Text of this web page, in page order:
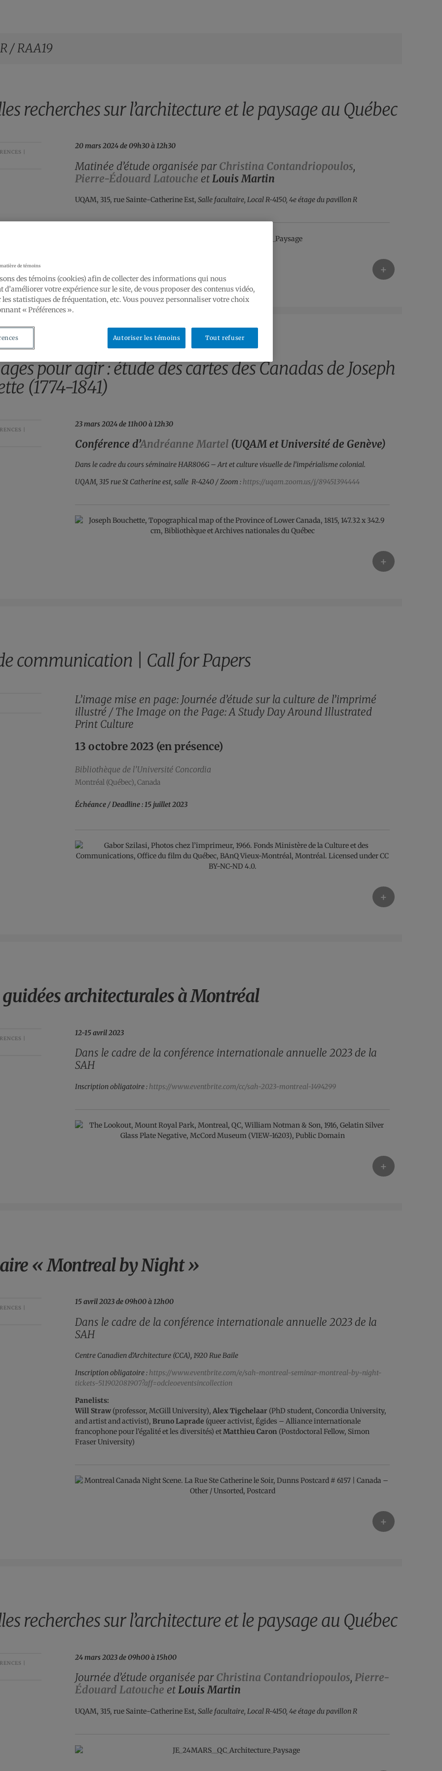
/RAA19
recherches sur l’architecture et le paysage au Québec
|
20 mars 2024 de 09h30 à 12h30
Matinée d’étude organisée parChristina Contandriopoulos,
Pierre-Édouard Latouche etLouis Martin
UQAM, 315, rue Sainte-Catherine Est,Salle facultaire, Local R-4150, 4e étage du pavillon R
+
pour agir : étude des cartes des Canadas de Joseph
(1774-1841)
|
23 mars 2024 de 11h00 à 12h30
Conférence d’Andréanne Martel (UQAM et Université de Genève)
Dans le cadre du cours séminaire HAR806G – Art et culture visuelle de l’impérialisme colonial.
UQAM, 315 rue St Catherine est, salle R-4240 / Zoom : https://uqam.zoom.us/j/89451394444
+
communication | Call for Papers
L’image mise en page: Journée d’étude sur la culture de l’imprimé
illustré /The Image on the Page: A Study Day Around Illustrated
Print Culture
13 octobre 2023 (en présence)
Bibliothèque de l’Université Concordia
Montréal (Québec), Canada
Échéance / Deadline : 15 juillet2023
+
architecturales à Montréal
|
12-15 avril 2023
Dans le cadre de la conférence internationale annuelle 2023 de la
SAH
Inscription obligatoire : https://www.eventbrite.com/cc/sah-2023-montreal-1494299
+
« Montreal by Night »
|
15 avril 2023 de 09h00 à 12h00
Dans le cadre de la conférence internationale annuelle 2023 de la
SAH
Centre Canadien d’Architecture (CCA),1920 Rue Baile
Inscription obligatoire : https://www.eventbrite.com/e/sah-montreal-seminar-montreal-by-night-
tickets-511902081907?aff=odcleoeventsincollection
Panelists:
Will Straw (professor, McGill University),Alex Tigchelaar (PhD student, Concordia University,
and artist and activist),Bruno Laprade (queer activist, Égides – Alliance internationale
francophone pour l’égalité et les diversités) etMatthieu Caron (Postdoctoral Fellow, Simon
Fraser University)
+
recherches sur l’architecture et le paysage au Québec
|
24 mars 2023 de 09h00 à 15h00
Journée d’étude organisée parChristina Contandriopoulos,Pierre-
Édouard Latouche etLouis Martin
UQAM, 315, rue Sainte-Catherine Est,Salle facultaire, Local R-4150, 4e étage du pavillon R
de témoins
des témoins (cookies) afin de collecter des informations qui nous
d’améliorer votre expérience sur le site, de vous proposer des contenus vidéo,
les statistiques de fréquentation, etc. Vous pouvez personnaliser votre choix
« Préférences ».
Tout refuser
Autoriser les témoins